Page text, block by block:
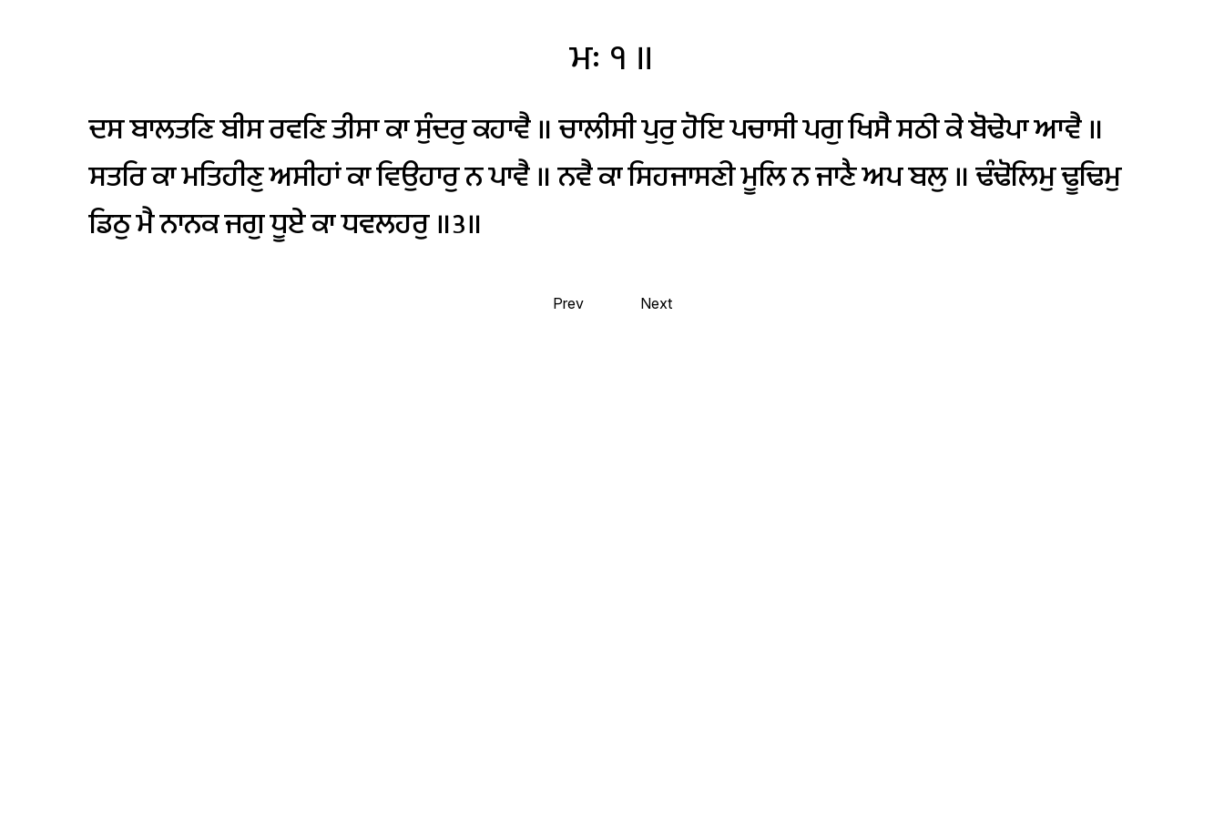
ਮਃ ੧ ॥
ਦਸਬਾਲਤਣਿਬੀਸਰਵਣਿਤੀਸਾਕਾਸੁੰਦਰੁਕਹਾਵੈ॥ਚਾਲੀਸੀਪੁਰੁਹੋਇਪਚਾਸੀਪਗੁਖਿਸੈਸਠੀਕੇਬੋਢੇਪਾਆਵੈ॥
ਸਤਰਿਕਾਮਤਿਹੀਣੁਅਸੀਹਾਂਕਾਵਿਉਹਾਰੁਨਪਾਵੈ॥ਨਵੈਕਾਸਿਹਜਾਸਣੀਮੂਲਿਨਜਾਣੈਅਪਬਲੁ॥ਢੰਢੋਲਿਮੁਢੂਢਿਮੁ
ਡਿਠੁਮੈਨਾਨਕਜਗੁਧੂਏਕਾਧਵਲਹਰੁ॥੩॥
Prev Next